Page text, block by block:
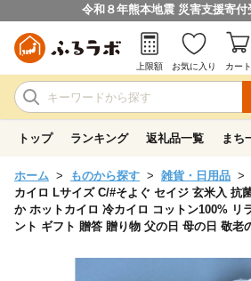
令和８年熊本地震 災害支援寄付
上限額 お気に入り カート
トップ ランキング 返礼品一覧 まち
ホーム ものから探す 雑貨・日用品
カイロ Lサイズ C/#そよぐ セイジ 玄米入 抗
か ホットカイロ 冷カイロ コットン100% リ
ント ギフト 贈答 贈り物 父の日 母の日 敬老